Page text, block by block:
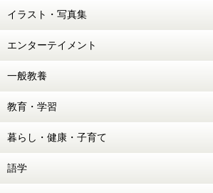
イラスト・写真集
エンターテイメント
一般教養
教育・学習
暮らし・健康・子育て
語学